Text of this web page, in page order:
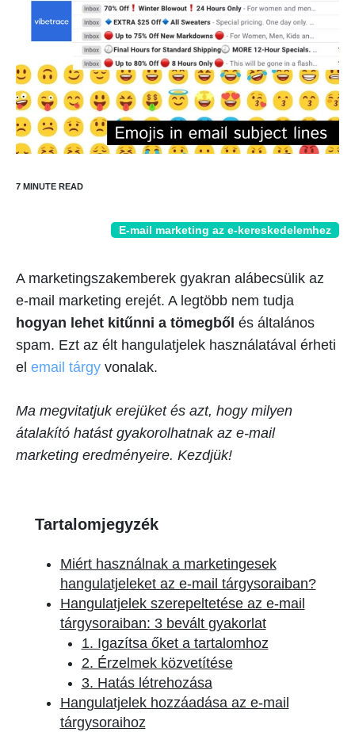
E-mail marketing az e-kereskedelemhez
A marketingszakemberek gyakran alábecsülik az
e-mail marketing erejét. A legtöbb nem tudja
hogyan lehet kitűnni a tömegből és általános
spam. Ezt az élt hangulatjelek használatával érheti
el email tárgy vonalak.
Ma megvitatjuk erejüket és azt, hogy milyen
átalakító hatást gyakorolhatnak az e-mail
marketing eredményeire. Kezdjük!
Tartalomjegyzék
Miért használnak a marketingesek
hangulatjeleket az e-mail tárgysoraiban?
Hangulatjelek szerepeltetése az e-mail
tárgysoraiban: 3 bevált gyakorlat
1. Igazítsa őket a tartalomhoz
2. Érzelmek közvetítése
3. Hatás létrehozása
Hangulatjelek hozzáadása az e-mail
tárgysoraihoz